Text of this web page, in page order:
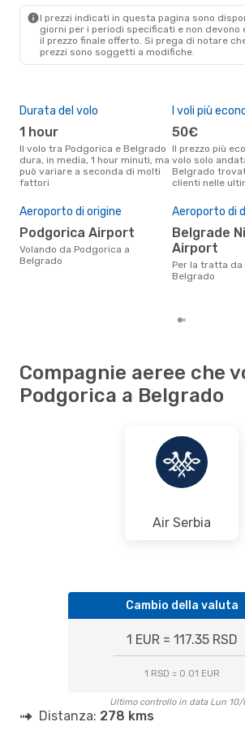
I prezzi indicati in questa pagina sono
giorni per i periodi specificati e non devono
il ​​prezzo finale offerto. Si prega di notare
prezzi sono soggetti a modifiche.
Durata del volo
1 hour
Il volo tra Podgorica e Belgrado
dura, in media, 1 hour minuti, ma
può variare a seconda di molti
fattori
I voli più
50€
Il prezzo più economico per un
volo solo
Belgrado
clienti nelle
Aeroporto di origine
Podgorica Airport
Volando da Podgorica a
Belgrado
Aeroporto di
Belgrade Nikola Tesla
Airport
Per la tratta da Podgorica a
Belgrado
Compagnie aeree che
Podgorica a Belgrado
Air Serbia
Cambio della valuta
1 EUR = 117.35 RSD
1 RSD = 0.01 EUR
Ultimo controllo in data Lun 10/
Distanza: 278 kms